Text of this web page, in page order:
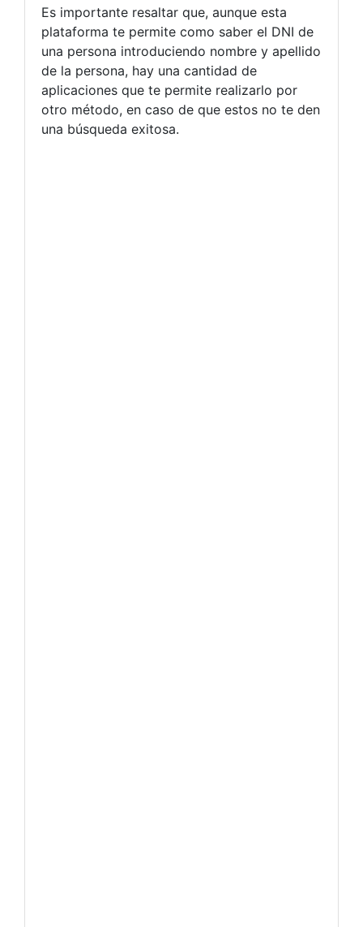
Es importante resaltar que, aunque esta
plataforma te permite como saber el DNI de
una persona introduciendo nombre y apellido
de la persona, hay una cantidad de
aplicaciones que te permite realizarlo por
otro método, en caso de que estos no te den
una búsqueda exitosa.